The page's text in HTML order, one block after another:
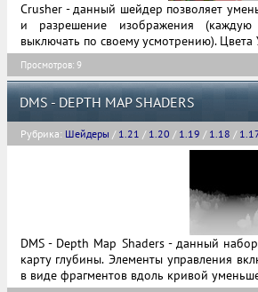
Crusher - данный шейдер позволяет
и разрешение изображения
выключать по своему усмотрению). Цвета
Просмотров: 9
DMS - DEPTH MAP SHADERS
Рубрика: Шейдеры / 1.21 / 1.20 / 1.19 / 1.18 /
DMS - Depth Map Shaders - данный
карту глубины. Элементы управления
в виде фрагментов вдоль кривой